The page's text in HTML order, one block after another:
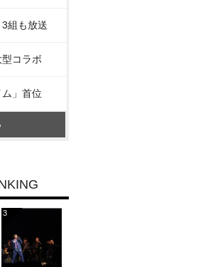
組も放送
コラボ
ム」首位